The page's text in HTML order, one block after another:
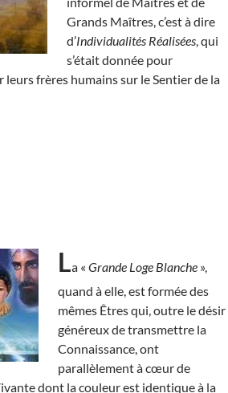
Grands Maîtres, c’est à dire
d’Individualités Réalisées, qui
s’était donnée pour
frères humains sur le Sentier de la
La « Grande Loge Blanche »,
quand à elle, est formée des
mêmes Êtres qui, outre le désir
généreux de transmettre la
Connaissance, ont
parallèlement à cœur de
dont la couleur est identique à la